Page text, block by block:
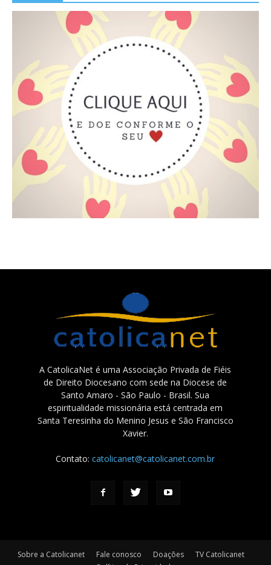
A CatolicaNet é uma Associação Privada de Fiéis
de Direito Diocesano com sede na Diocese de
Santo Amaro - São Paulo - Brasil. Sua
espiritualidade missionária está centrada em
Santa Teresinha do Menino Jesus e São Francisco
Xavier.
Contato:catolicanet@catolicanet.com.br
Sobre a Catolicanet Fale conosco Doações
TV Catolicanet